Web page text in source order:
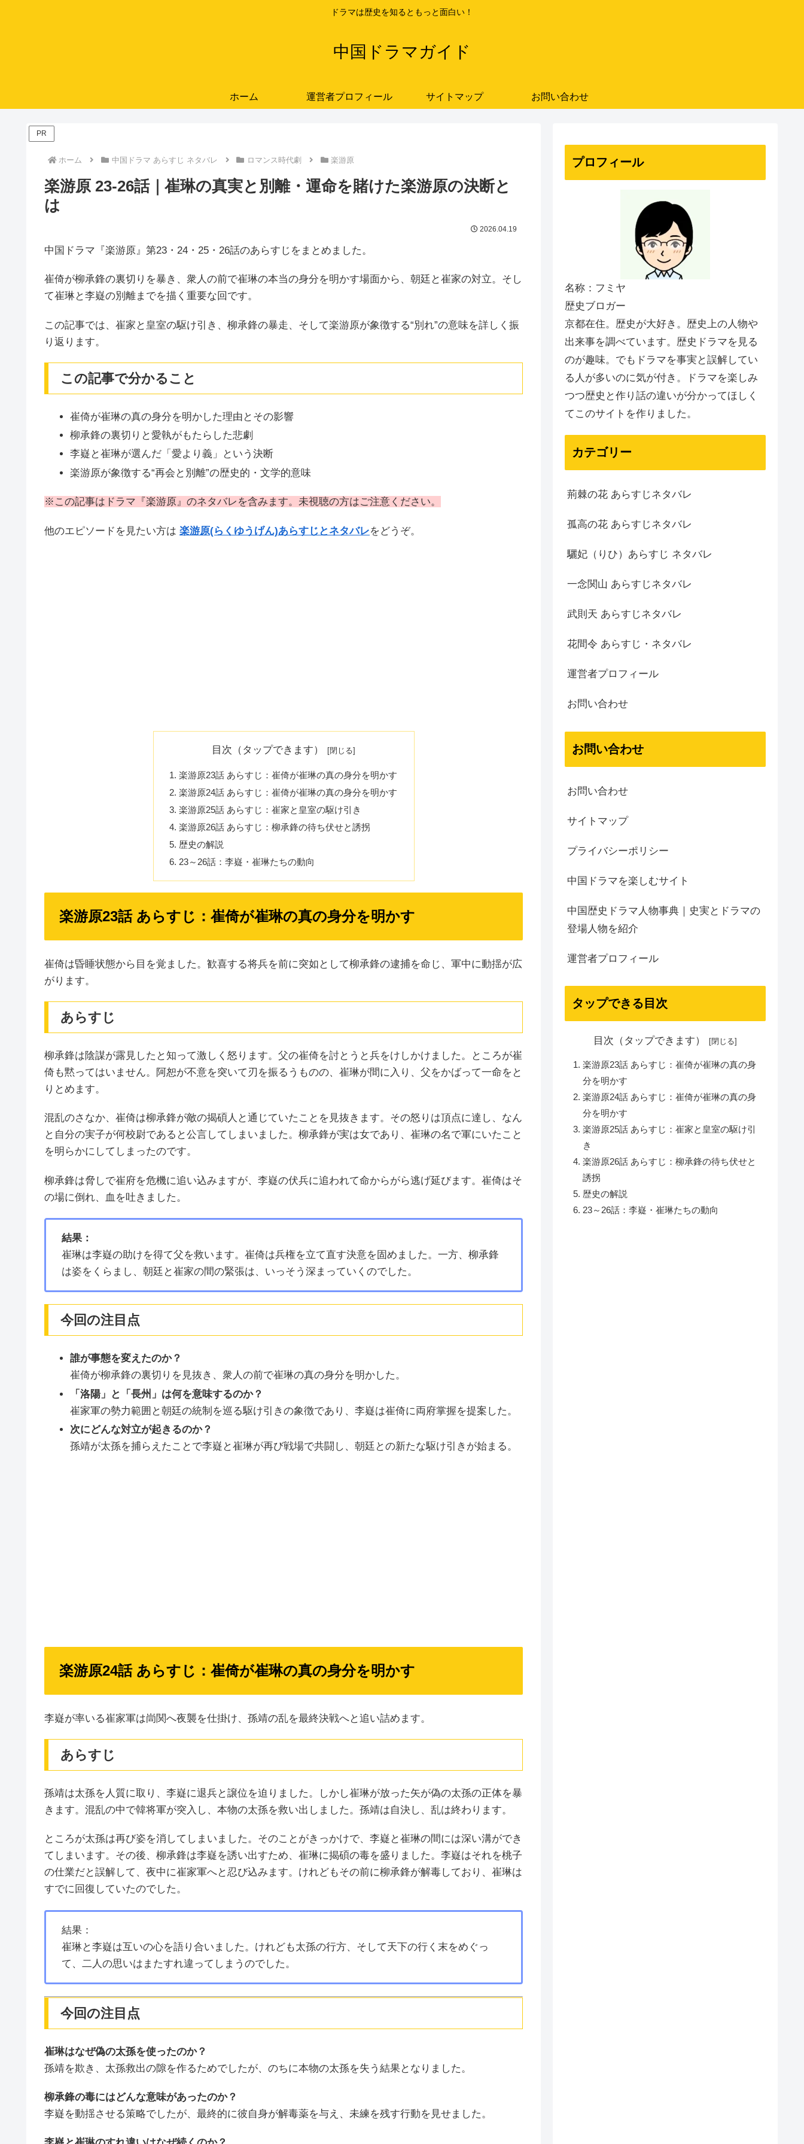
ドラマは歴史を知るともっと面白い！
中国ドラマガイド
ホーム 運営者プロフィール サイトマップ お問い合わせ
PR
ホーム 中国ドラマ あらすじ ネタバレ ロマンス時代劇 楽游原
楽游原 23-26話｜崔琳の真実と別離・運命を賭けた楽游原の決断と
は
2026.04.19
中国ドラマ『楽游原』第23・24・25・26話のあらすじをまとめました。
崔倚が柳承鋒の裏切りを暴き、衆人の前で崔琳の本当の身分を明かす場面から、朝廷と崔家の対立。そし
て崔琳と李嶷の別離までを描く重要な回です。
この記事では、崔家と皇室の駆け引き、柳承鋒の暴走、そして楽游原が象徴する“別れ”の意味を詳しく振
り返ります。
この記事で分かること
崔倚が崔琳の真の身分を明かした理由とその影響
柳承鋒の裏切りと愛執がもたらした悲劇
李嶷と崔琳が選んだ「愛より義」という決断
楽游原が象徴する“再会と別離”の歴史的・文学的意味
※この記事はドラマ『楽游原』のネタバレを含みます。未視聴の方はご注意ください。
他のエピソードを見たい方は 楽游原(らくゆうげん)あらすじとネタバレをどうぞ。
目次（タップできます）
楽游原23話 あらすじ：崔倚が崔琳の真の身分を明かす
楽游原24話 あらすじ：崔倚が崔琳の真の身分を明かす
楽游原25話 あらすじ：崔家と皇室の駆け引き
楽游原26話 あらすじ：柳承鋒の待ち伏せと誘拐
歴史の解説
23～26話：李嶷・崔琳たちの動向
楽游原23話 あらすじ：崔倚が崔琳の真の身分を明かす
崔倚は昏睡状態から目を覚ました。歓喜する将兵を前に突如として柳承鋒の逮捕を命じ、軍中に動揺が広
がります。
あらすじ
柳承鋒は陰謀が露見したと知って激しく怒ります。父の崔倚を討とうと兵をけしかけました。ところが崔
倚も黙ってはいません。阿恕が不意を突いて刃を振るうものの、崔琳が間に入り、父をかばって一命をと
りとめます。
混乱のさなか、崔倚は柳承鋒が敵の揭碩人と通じていたことを見抜きます。その怒りは頂点に達し、なん
と自分の実子が何校尉であると公言してしまいました。柳承鋒が実は女であり、崔琳の名で軍にいたこと
を明らかにしてしまったのです。
柳承鋒は脅しで崔府を危機に追い込みますが、李嶷の伏兵に追われて命からがら逃げ延びます。崔倚はそ
の場に倒れ、血を吐きました。
結果：
崔琳は李嶷の助けを得て父を救います。崔倚は兵権を立て直す決意を固めました。一方、柳承鋒
は姿をくらまし、朝廷と崔家の間の緊張は、いっそう深まっていくのでした。
今回の注目点
誰が事態を変えたのか？
崔倚が柳承鋒の裏切りを見抜き、衆人の前で崔琳の真の身分を明かした。
「洛陽」と「長州」は何を意味するのか？
崔家軍の勢力範囲と朝廷の統制を巡る駆け引きの象徴であり、李嶷は崔倚に両府掌握を提案した。
次にどんな対立が起きるのか？
孫靖が太孫を捕らえたことで李嶷と崔琳が再び戦場で共闘し、朝廷との新たな駆け引きが始まる。
楽游原24話 あらすじ：崔倚が崔琳の真の身分を明かす
李嶷が率いる崔家軍は峝関へ夜襲を仕掛け、孫靖の乱を最終決戦へと追い詰めます。
あらすじ
孫靖は太孫を人質に取り、李嶷に退兵と譲位を迫りました。しかし崔琳が放った矢が偽の太孫の正体を暴
きます。混乱の中で韓将軍が突入し、本物の太孫を救い出しました。孫靖は自決し、乱は終わります。
ところが太孫は再び姿を消してしまいました。そのことがきっかけで、李嶷と崔琳の間には深い溝ができ
てしまいます。その後、柳承鋒は李嶷を誘い出すため、崔琳に揭碩の毒を盛りました。李嶷はそれを桃子
の仕業だと誤解して、夜中に崔家軍へと忍び込みます。けれどもその前に柳承鋒が解毒しており、崔琳は
すでに回復していたのでした。
結果：
崔琳と李嶷は互いの心を語り合いました。けれども太孫の行方、そして天下の行く末をめぐっ
て、二人の思いはまたすれ違ってしまうのでした。
今回の注目点
崔琳はなぜ偽の太孫を使ったのか？
孫靖を欺き、太孫救出の隙を作るためでしたが、のちに本物の太孫を失う結果となりました。
柳承鋒の毒にはどんな意味があったのか？
李嶷を動揺させる策略でしたが、最終的に彼自身が解毒薬を与え、未練を残す行動を見せました。
プロフィール
名称：フミヤ
歴史ブロガー
京都在住。歴史が大好き。歴史上の人物や
出来事を調べています。歴史ドラマを見る
のが趣味。でもドラマを事実と誤解してい
る人が多いのに気が付き。ドラマを楽しみ
つつ歴史と作り話の違いが分かってほしく
てこのサイトを作りました。
カテゴリー
荊棘の花 あらすじネタバレ
孤高の花 あらすじネタバレ
驪妃（りひ）あらすじ ネタバレ
一念関山 あらすじネタバレ
武則天 あらすじネタバレ
花間令 あらすじ・ネタバレ
運営者プロフィール
お問い合わせ
お問い合わせ
お問い合わせ
サイトマップ
プライバシーポリシー
中国ドラマを楽しむサイト
中国歴史ドラマ人物事典｜史実とドラマの
登場人物を紹介
運営者プロフィール
タップできる目次
目次（タップできます）
楽游原23話 あらすじ：崔倚が崔琳の真の身
分を明かす
楽游原24話 あらすじ：崔倚が崔琳の真の身
分を明かす
楽游原25話 あらすじ：崔家と皇室の駆け引
き
楽游原26話 あらすじ：柳承鋒の待ち伏せと
誘拐
歴史の解説
23～26話：李嶷・崔琳たちの動向